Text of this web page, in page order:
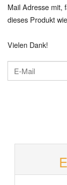
Mail Adresse mit,
dieses Produkt
Vielen Dank!